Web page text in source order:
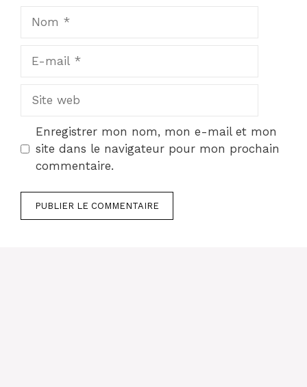
mail
web
Enregistrer mon nom, mon e-mail et mon
site dans le navigateur pour mon prochain
commentaire.